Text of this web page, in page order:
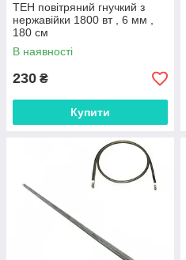
ТЕН повітряний гнучкий з
нержавійки 1800 вт , 6 мм ,
180 см
В наявності
230 ₴
Купити